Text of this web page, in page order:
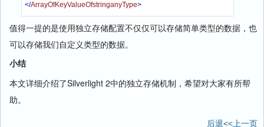
</ArrayOfKeyValueOfstringanyType>
值得一提的是使用独立存储配置不仅仅可以存储简单类型的数据，也
可以存储我们自定义类型的数据。
小结
本文详细介绍了Silverlight 2中的独立存储机制，希望对大家有所帮
助。
后退<<上一页